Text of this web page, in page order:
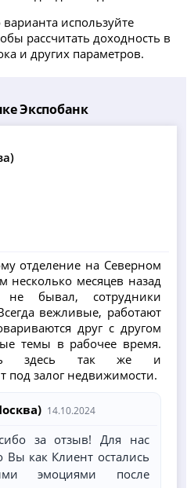
используйте
рассчитать доходность в
и других параметров.
Экспобанк
отделение на Северном
несколько месяцев назад
бывал, сотрудники
вежливые, работают
друг с другом
темы в рабочее время.
здесь так же и
под залог недвижимости.
14.10.2024
за отзыв! Для нас
Вы как Клиент остались
эмоциями после